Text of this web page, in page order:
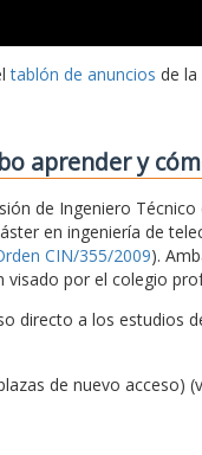
tablón de anuncios de la
aprender y
de Ingeniero
en ingeniería de
CIN/355/2009).
por el colegio
directo a los estudios
de nuevo acceso)